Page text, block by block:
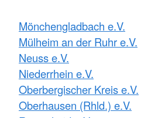
Mönchengladbach e.V.
Mülheim an der Ruhr e.V.
Neuss e.V.
Niederrhein e.V.
Oberbergischer Kreis e.V.
Oberhausen (Rhld.) e.V.